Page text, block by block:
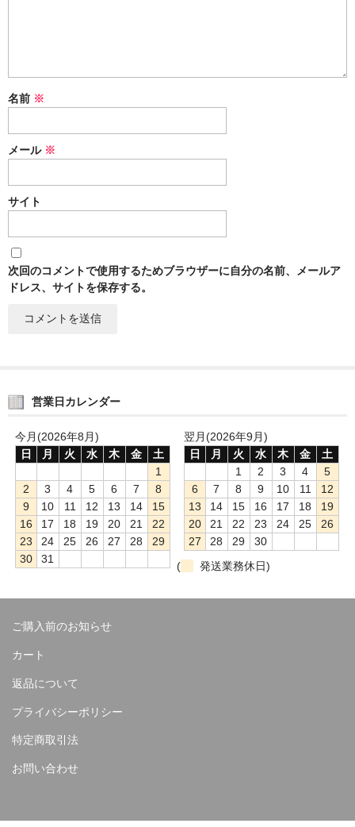
名前 ※
メール ※
サイト
次回のコメントで使用するためブラウザーに自分の名前、メールア
ドレス、サイトを保存する。
営業日カレンダー
今月(2026年8月)
日
月 火 水 木 金
土
1
2
3 4 5 6 7
8
9
10 11 12 13 14
15
16
17 18 19 20 21
22
23
24 25 26 27 28
29
30
31
翌月(2026年9月)
日
月 火 水 木 金
土
1
2 3 4
5
6
7 8 9 10 11
12
13
14 15 16 17 18
19
20
21 22 23 24 25
26
27
28 29
30
(
発送業務休日)
ご購入前のお知らせ
カート
返品について
プライバシーポリシー
特定商取引法
お問い合わせ